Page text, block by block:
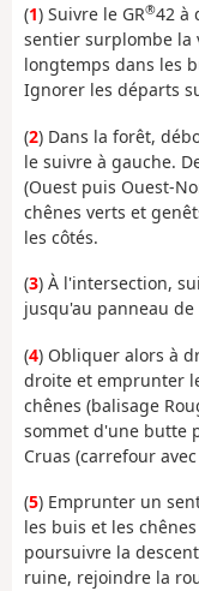
(1) Suivre le GR®42 à
sentier surplombe la
longtemps dans les
Ignorer les départs
(2) Dans la forêt,
le suivre à gauche.
(Ouest puis Ouest-
chênes verts et
les côtés.
(3) À l'intersection,
jusqu'au panneau
(4) Obliquer alors à
droite et emprunter
chênes (balisage
sommet d'une butte
Cruas (carrefour
(5) Emprunter un
les buis et les
poursuivre la
ruine, rejoindre la